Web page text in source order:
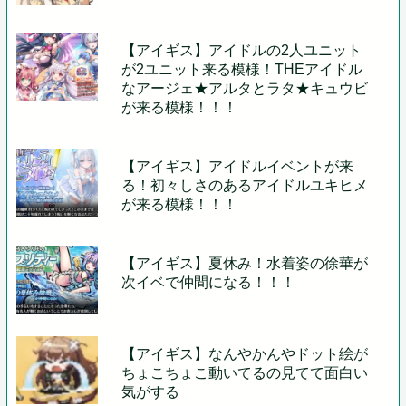
【アイギス】アイドルの2人ユニット
が2ユニット来る模様！THEアイドル
なアージェ★アルタとラタ★キュウビ
が来る模様！！！
【アイギス】アイドルイベントが来
る！初々しさのあるアイドルユキヒメ
が来る模様！！！
【アイギス】夏休み！水着姿の徐華が
次イベで仲間になる！！！
【アイギス】なんやかんやドット絵が
ちょこちょこ動いてるの見てて面白い
気がする